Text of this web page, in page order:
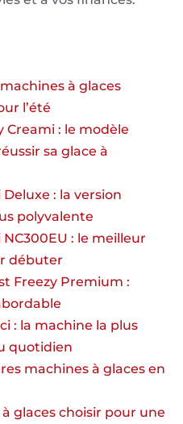
à glaces
l’été
Creami : le modèle
sa glace à
: la version
polyvalente
: le meilleur
débuter
Freezy Premium :
: la machine la plus
quotidien
machines à glaces en
glaces choisir pour une